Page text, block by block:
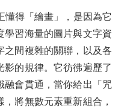
得「繪畫」，是因為它
學習海量的圖片與文字資
之間複雜的關聯，以及各
影的規律。它彷彿遍歷了
融會貫通，當你給出「咒
將無數元素重新組合，